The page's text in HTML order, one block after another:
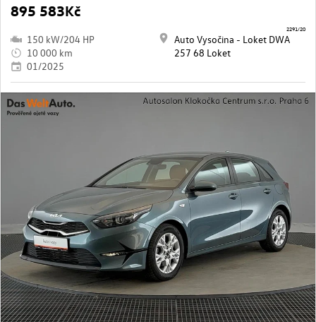
895 583Kč
150 kW/204 HP
10 000 km
01/2025
Auto Vysočina - Loket DWA
257 68 Loket
2291/20